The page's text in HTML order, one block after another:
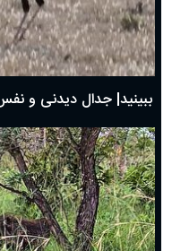
دعای روز اول ماه مبارک رمضان، ۳۰ بهمن ۱۴۰۴
حضرت زینب(س) چگونه از دنیا
بهترین پیامک تبریک روز پدر ۱۴۰۴؛ جملات زیبا و صمیمانه
ببینید| جدال دیدنی و